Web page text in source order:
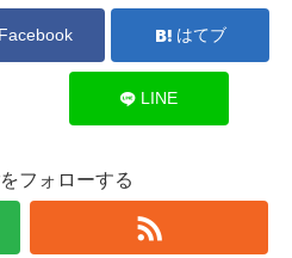
Facebook はてブ
LINE
フォローする